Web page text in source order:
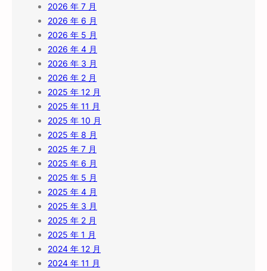
2026 年 7 月
2026 年 6 月
2026 年 5 月
2026 年 4 月
2026 年 3 月
2026 年 2 月
2025 年 12 月
2025 年 11 月
2025 年 10 月
2025 年 8 月
2025 年 7 月
2025 年 6 月
2025 年 5 月
2025 年 4 月
2025 年 3 月
2025 年 2 月
2025 年 1 月
2024 年 12 月
2024 年 11 月